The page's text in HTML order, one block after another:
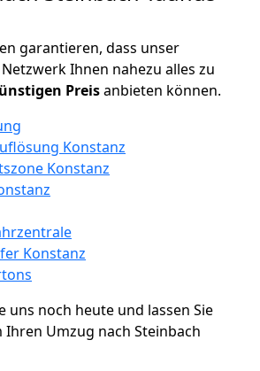
garantieren, dass unser
Ihnen nahezu alles zu
Preisanbieten können.
Konstanz
Konstanz
Konstanz
uns noch heute und lassen Sie
Ihren Umzug nach Steinbach